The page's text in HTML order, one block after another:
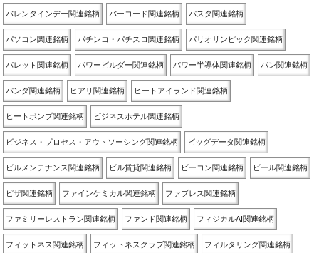
バレンタインデー関連銘柄 バーコード関連銘柄 パスタ関連銘柄
パソコン関連銘柄 パチンコ・パチスロ関連銘柄 パリオリンピック関連銘柄
パレット関連銘柄 パワービルダー関連銘柄 パワー半導体関連銘柄 パン関連銘柄
パンダ関連銘柄 ヒアリ関連銘柄 ヒートアイランド関連銘柄
ヒートポンプ関連銘柄 ビジネスホテル関連銘柄
ビジネス・プロセス・アウトソーシング関連銘柄 ビッグデータ関連銘柄
ビルメンテナンス関連銘柄 ビル賃貸関連銘柄 ビーコン関連銘柄 ビール関連銘柄
ピザ関連銘柄 ファインケミカル関連銘柄 ファブレス関連銘柄
ファミリーレストラン関連銘柄 ファンド関連銘柄 フィジカルAI関連銘柄
フィットネス関連銘柄 フィットネスクラブ関連銘柄 フィルタリング関連銘柄